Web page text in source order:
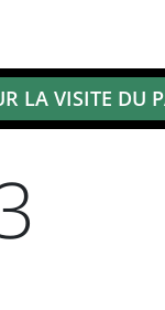
LA VISITE DU